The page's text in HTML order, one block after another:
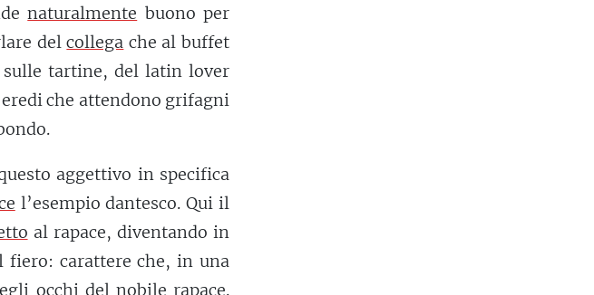
naturalmente buono per
delcollega che al buffet
tartine, del latin lover
che attendono grifagni
aggettivo in specifica
l’esempio dantesco. Qui il
al rapace, diventando in
carattere che, in una
occhi del nobile rapace.